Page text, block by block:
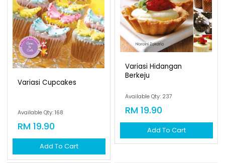
Variasi Cupcakes
Available Qty: 168
RM 19.90
Add To Cart
Variasi Hidangan
Berkeju
Available Qty: 237
RM 19.90
Add To Cart